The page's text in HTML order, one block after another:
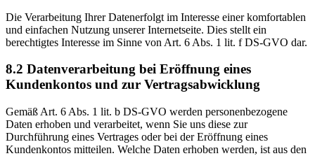
Die Verarbeitung Ihrer Datenerfolgt im Interesse einer komfortablen
und einfachen Nutzung unserer Internetseite. Dies stellt ein
berechtigtes Interesse im Sinne von Art. 6 Abs. 1 lit. f DS-GVO dar.
8.2 Datenverarbeitung bei Eröffnung eines
Kundenkontos und zur Vertragsabwicklung
Gemäß Art. 6 Abs. 1 lit. b DS-GVO werden personenbezogene
Daten erhoben und verarbeitet, wenn Sie uns diese zur
Durchführung eines Vertrages oder bei der Eröffnung eines
Kundenkontos mitteilen. Welche Daten erhoben werden, ist aus den